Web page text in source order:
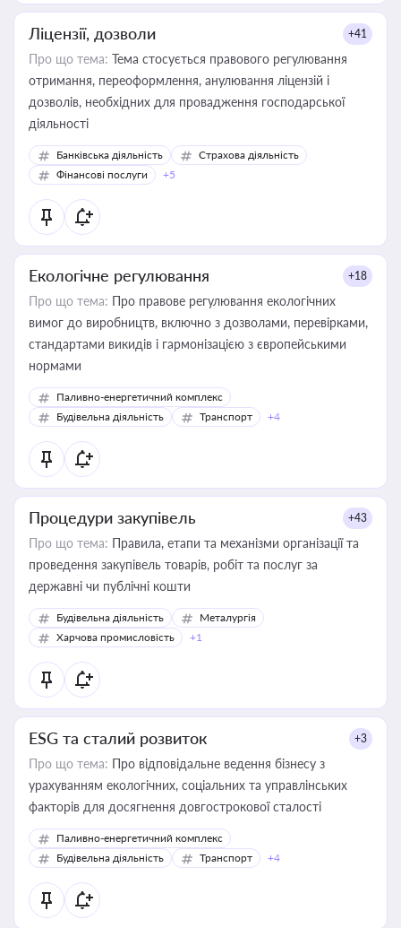
Ліцензії, дозволи +41
Про що тема: Тема стосується правового регулювання
отримання, переоформлення, анулювання ліцензій і
дозволів, необхідних для провадження господарської
діяльності
Банківська діяльність
Страхова діяльність
Фінансові послуги
+5
Екологічне регулювання +18
Про що тема: Про правове регулювання екологічних
вимог до виробництв, включно з дозволами, перевірками,
стандартами викидів і гармонізацією з європейськими
нормами
Паливно-енергетичний комплекс
Будівельна діяльність
Транспорт +4
Процедури закупівель +43
Про що тема: Правила, етапи та механізми організації та
проведення закупівель товарів, робіт та послуг за
державні чи публічні кошти
Будівельна діяльність
Металургія
Харчова промисловість
+1
ESG та сталий розвиток +3
Про що тема: Про відповідальне ведення бізнесу з
урахуванням екологічних, соціальних та управлінських
факторів для досягнення довгострокової сталості
Паливно-енергетичний комплекс
Будівельна діяльність
Транспорт +4